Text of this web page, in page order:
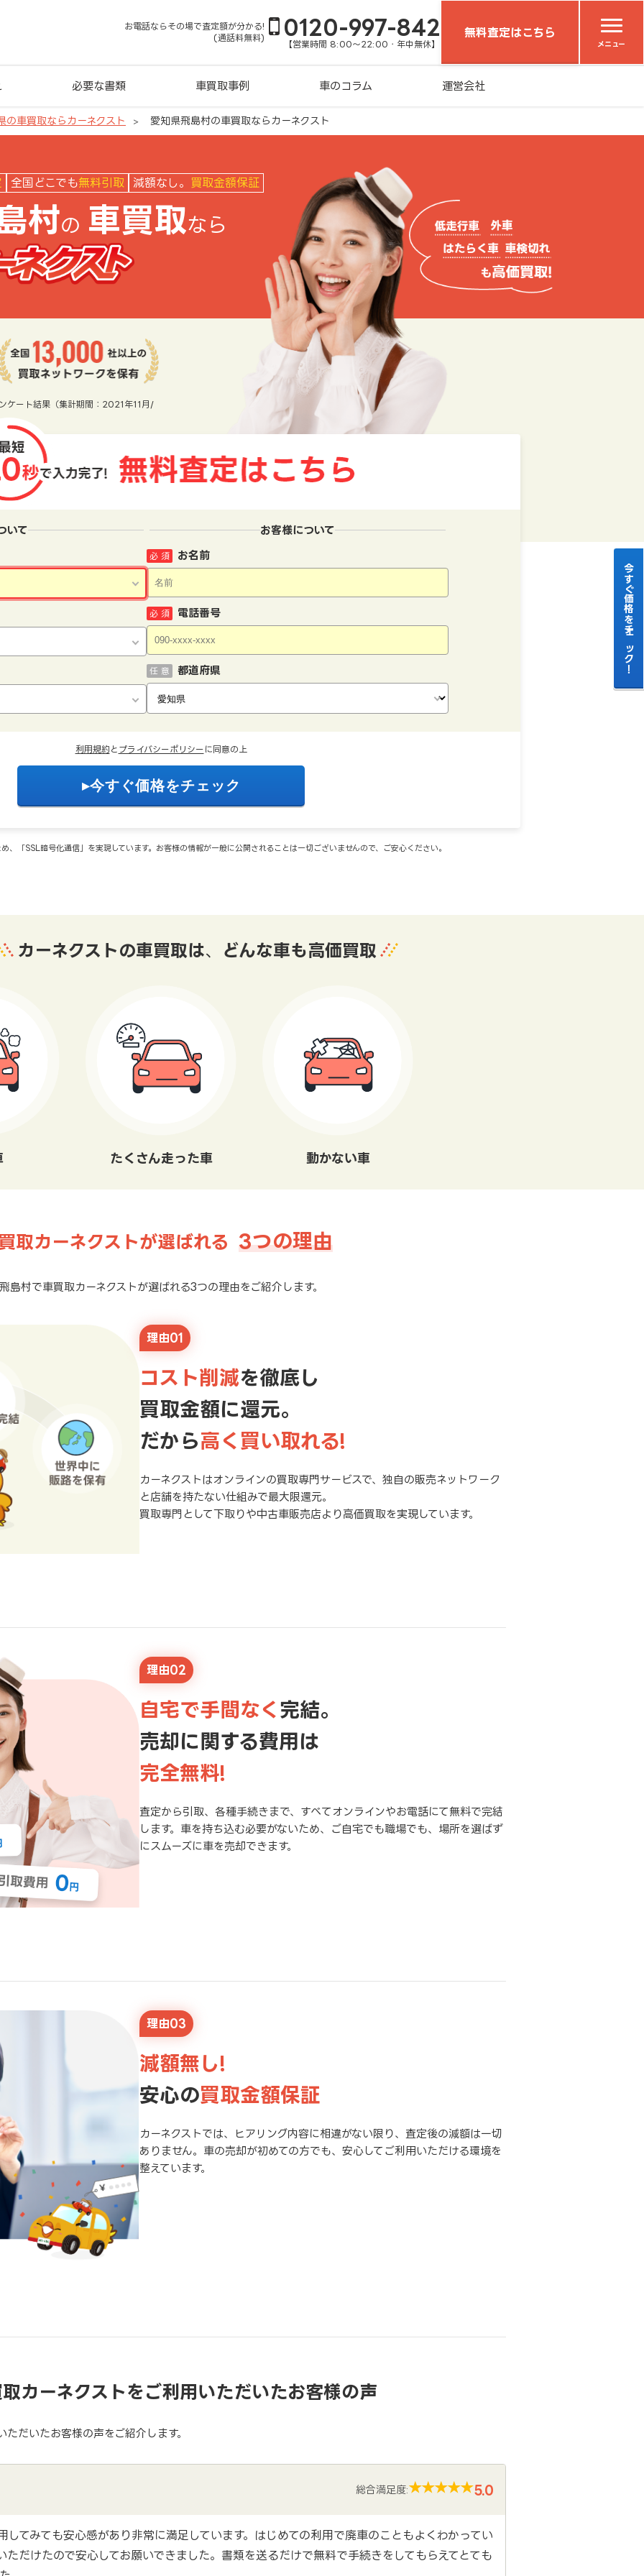
お電話ならその場で査定額が分かる!
(通話料無料)
0120-997-842
【営業時間 8:00～22:00・年中無休】
無料査定はこちら
メニュー
必要な書類 車買取事例 車のコラム 運営会社
の車買取ならカーネクスト 愛知県飛島村の車買取ならカーネクスト
全国どこでも無料引取 減額なし。 買取金額保証
村の 車買取なら
ケート結果（集計期間：2021年11月/
いて お客様について
お名前
必 須
電話番号
必 須
都道府県
任 意
利用規約 と プライバシーポリシー に同意の上
、「SSL暗号化通信」を実現しています。お客様の情報が一般に公開されることは一切ございませんので、ご安心ください。
カーネクストの車買取は、 どんな車も高価買取
たくさん走った車 動かない車
取カーネクストが選ばれる 3つの理由
島村で車買取カーネクストが選ばれる3つの理由をご紹介します。
理由01
コスト削減を徹底し
買取金額に還元。
だから高く買い取れる!
カーネクストはオンラインの買取専門サービスで、独自の販売ネットワーク
と店舗を持たない仕組みで最大限還元。
買取専門として下取りや中古車販売店より高価買取を実現しています。
理由02
自宅で手間なく 完結。
売却に関する費用は
完全無料!
査定から引取、各種手続きまで、すべてオンラインやお電話にて無料で完結
します。車を持ち込む必要がないため、ご自宅でも職場でも、場所を選ばず
にスムーズに車を売却できます。
理由03
減額無し!
安心の買取金額保証
カーネクストでは、ヒアリング内容に相違がない限り、査定後の減額は一切
ありません。車の売却が初めての方でも、安心してご利用いただける環境を
整えています。
カーネクストをご利用いただいたお客様の声
だいたお客様の声をご紹介します。
総合満足度: 5.0
してみても安心感があり非常に満足しています。はじめての利用で廃車のこともよくわかってい
ただけたので安心してお願いできました。書類を送るだけで無料で手続きをしてもらえてとても
今すぐ価格をチェック！